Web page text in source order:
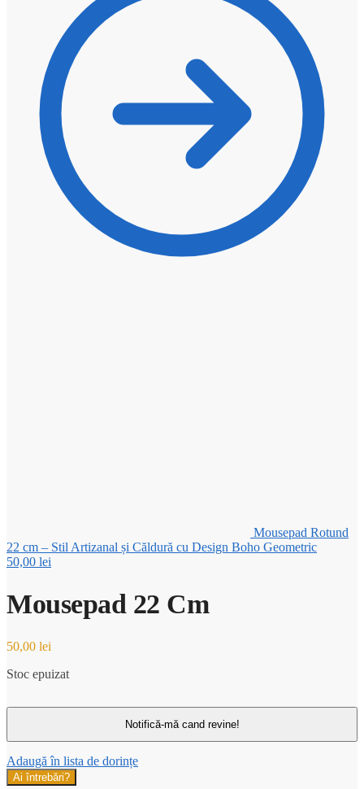
Mousepad Rotund
22 cm – Stil Artizanal și Căldură cu Design Boho Geometric
50,00 lei
Mousepad 22 Cm
50,00 lei
Stoc epuizat
Adaugă în lista de dorințe
Ai întrebări?